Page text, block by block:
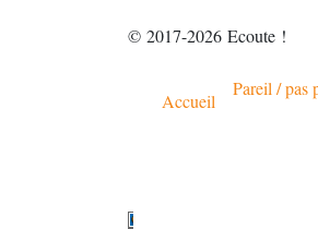
© 2017-2026 Ecoute !
Accueil
Pareil / pas